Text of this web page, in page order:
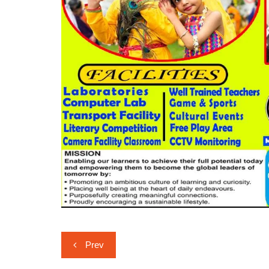
Post
Prev